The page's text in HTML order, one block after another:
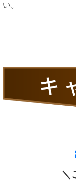
い。
＼